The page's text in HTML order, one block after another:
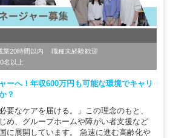
業20時間以内
職種未経験歓迎
名以上
ーへ！年収600万円も可能な環境でキャリ
？
要なケアを届ける。」この理念のもと、
め、グループホームや障がい者支援など
に展開しています。 急速に進む高齢化や